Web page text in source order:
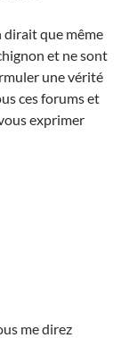
dirait que même
et ne sont
une vérité
ces forums et
exprimer
me direz